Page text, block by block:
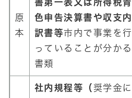
原
本
書第一表又は所得税青
色申告決算書や収支内
訳書等市内で事業を行
っていることが分かる
書類
社内規程等（ 奨学金に